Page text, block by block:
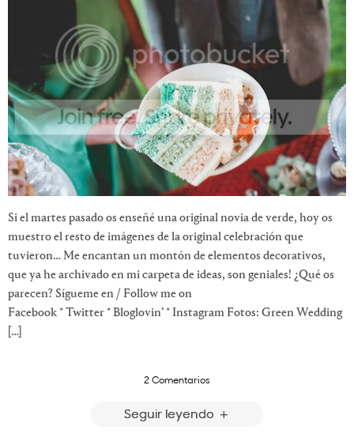
Si el martes pasado os enseñé una original novia de verde, hoy os
muestro el resto de imágenes de la original celebración que
tuvieron… Me encantan un montón de elementos decorativos,
que ya he archivado en mi carpeta de ideas, son geniales! ¿Qué os
parecen? Sígueme en / Follow me on
Facebook * Twitter * Bloglovin’ * Instagram Fotos: Green Wedding
[…]
2 Comentarios
Seguir leyendo